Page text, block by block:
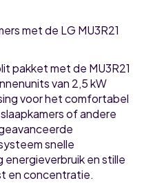
met de LG MU3R21
pakket met de MU3R21
van 2,5 kW
voor het comfortabel
of andere
snelle
en stille
en concentratie.